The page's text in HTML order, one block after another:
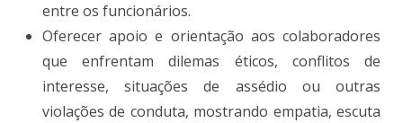
entre os funcionários.
Oferecer apoio e orientação aos colaboradores
que enfrentam dilemas éticos, conflitos de
interesse, situações de assédio ou outras
violações de conduta, mostrando empatia, escuta